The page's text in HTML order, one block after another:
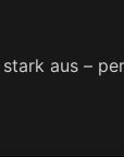
aus –